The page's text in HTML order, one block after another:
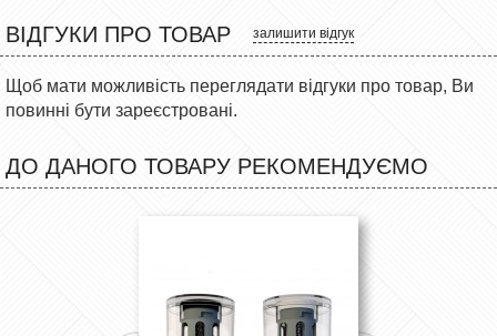
ВІДГУКИ ПРО ТОВАР залишити відгук
Щоб мати можливість переглядати відгуки про товар, Ви
повинні бути зареєстровані.
ДО ДАНОГО ТОВАРУ РЕКОМЕНДУЄМО